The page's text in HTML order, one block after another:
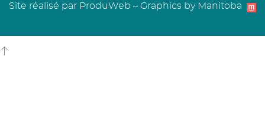
Site réalisé par ProduWeb – Graphics by Manitoba